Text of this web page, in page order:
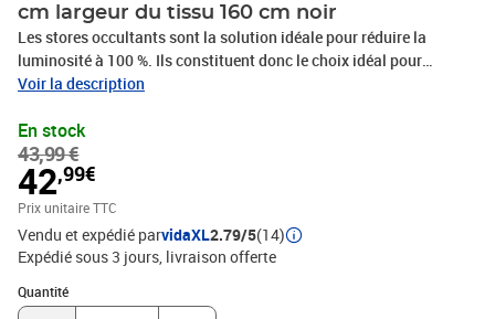
cm largeur du tissu 160 cm noir
Les stores occultants sont la solution idéale pour réduire la
luminosité à 100 %. Ils constituent donc le choix idéal pour
bloquer la lumière dans n'importe quelle pièce de votre maison ou
store est recouvert d'une couche thermoplastique de couleur
argentée. Cette couche bloque non seulement complètement la
lumière, mais ses propriétés thermiques permettent également de
garder votre pièce plus chaude en hiver et plus fraîche en été.
Grâce aux accessoires de montage fournis, ces stores sont faciles
à installer et à utiliser. Vous pouvez les installer au mur ou au
plafond à l'aide des vis et des chevilles fournies, ou les suspendre
à un rebord de fenêtre. La chaîne de traction peut être montée à
Voir la description
En stock
43,99 €
42,99€
Prix unitaire TTC
Vendu et expédié parvidaXL2.79/5(14)
Expédié sous 3 jours livraison offerte
Quantité
Quantité : 1